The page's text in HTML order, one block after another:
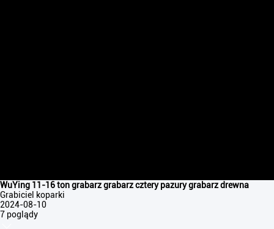
WuYing 11-16 ton grabarz grabarz cztery pazury grabarz drewna
Grabiciel koparki
2024-08-10
7 poglądy